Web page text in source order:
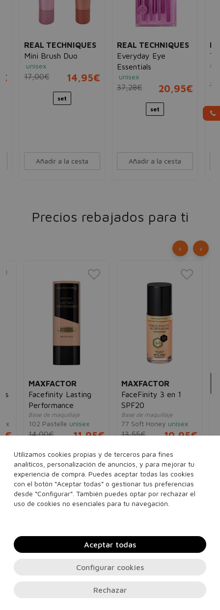
REAL TECHNIQUES
Mini Brush Duo
unisex
17,00€ 14,95€
set
Añadir a la cesta
REAL TECHNIQUES
Everyday Eye
Essentials
unisex
37,28€ 20,95€
set
Añadir a la cesta
Precios rebajados para ti
MAXFACTOR
Facefinity Lasting
Performance
Base de maquillaje
102 Pastelle unisex
14,00€ 11,95€
Añadir a la cesta
MAXFACTOR
FaceFinity 3 en 1
SPF20
Base de maquillaje
77 Soft Honey unisex
13,55€ 10,95€
Ver más...
Añadir a la cesta
‹ ›
Utilizamos cookies propias y de terceros para fines
analíticos, personalización de anuncios, y para mejorar tu
experiencia de compra. Puedes aceptar todas las cookies
con el botón “Aceptar todas” o gestionar tus preferencias
desde “Configurar”. También puedes optar por rechazar el
uso de cookies no esenciales para tu navegación.
Rechazar
Configurar cookies
Aceptar todas
Contacto, soporte e información legal